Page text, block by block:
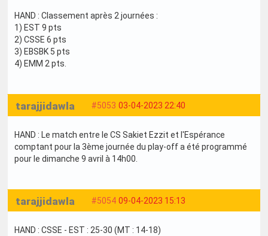
HAND : Classement après 2 journées :
1) EST 9 pts
2) CSSE 6 pts
3) EBSBK 5 pts
4) EMM 2 pts.
#5053 03-04-2023 22:40
tarajjidawla
HAND : Le match entre le CS Sakiet Ezzit et l'Espérance
comptant pour la 3ème journée du play-off a été programmé
pour le dimanche 9 avril à 14h00.
#5054 09-04-2023 15:13
tarajjidawla
HAND : CSSE - EST : 25-30 (MT : 14-18)